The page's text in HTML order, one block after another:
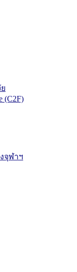
(C2F)
จุฬาฯ